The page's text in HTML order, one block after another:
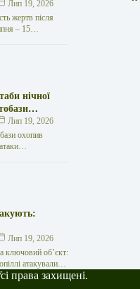
Лип 19, 2026
жертв після
– 15
сталася у
нічної
–
Лип 19, 2026
охопив
"Лікарі без
вражено
Лип 19, 2026
ключовий об’єкт:
атакували
російському
на…
права захищені.